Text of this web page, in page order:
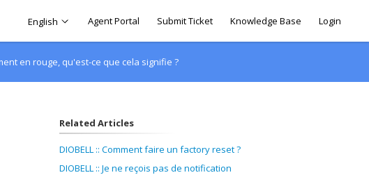
English Agent Portal Submit Ticket Knowledge Base Login
en rouge, qu'est-ce que cela signifie ?
Related Articles
DIOBELL :: Comment faire un factory reset ?
DIOBELL :: Je ne reçois pas de notification